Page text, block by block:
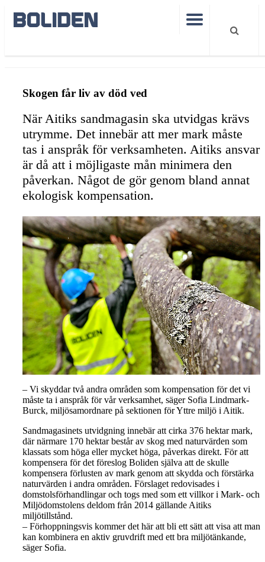
Skogen får liv av död ved
När Aitiks sandmagasin ska utvidgas krävs
utrymme. Det innebär att mer mark måste
tas i anspråk för verksamheten. Aitiks ansvar
är då att i möjligaste mån minimera den
påverkan. Något de gör genom bland annat
ekologisk kompensation.
– Vi skyddar två andra områden som kompensation för det vi
måste ta i anspråk för vår verksamhet, säger Sofia Lindmark-
Burck, miljösamordnare på sektionen för Yttre miljö i Aitik.
Sandmagasinets utvidgning innebär att cirka 376 hektar mark,
där närmare 170 hektar består av skog med naturvärden som
klassats som höga eller mycket höga, påverkas direkt. För att
kompensera för det föreslog Boliden själva att de skulle
kompensera förlusten av mark genom att skydda och förstärka
naturvärden i andra områden. Förslaget redovisades i
domstolsförhandlingar och togs med som ett villkor i Mark- och
Miljödomstolens deldom från 2014 gällande Aitiks
miljötillstånd.
– Förhoppningsvis kommer det här att bli ett sätt att visa att man
kan kombinera en aktiv gruvdrift med ett bra miljötänkande,
säger Sofia.